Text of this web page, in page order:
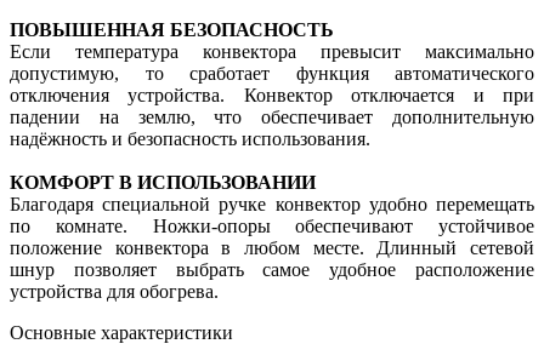
ПОВЫШЕННАЯ БЕЗОПАСНОСТЬ
Если температура конвектора превысит максимально
допустимую, то сработает функция автоматического
отключения устройства. Конвектор отключается и при
падении на землю, что обеспечивает дополнительную
надёжность и безопасность использования.
КОМФОРТ В ИСПОЛЬЗОВАНИИ
Благодаря специальной ручке конвектор удобно перемещать
по комнате. Ножки-опоры обеспечивают устойчивое
положение конвектора в любом месте. Длинный сетевой
шнур позволяет выбрать самое удобное расположение
устройства для обогрева.
Основные характеристики